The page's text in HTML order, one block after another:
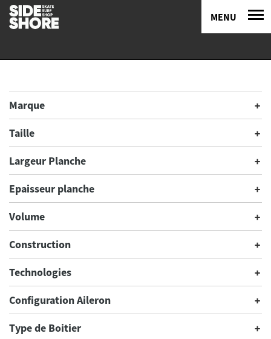
MENU
Marque
Taille
Largeur Planche
Epaisseur planche
Volume
Construction
Technologies
Configuration Aileron
Type de Boitier